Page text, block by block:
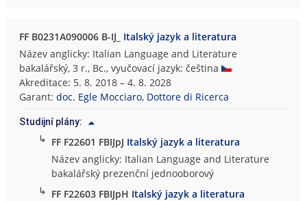
FF B0231A090006 B-IJ_ Italský jazyk a literatura
Název anglicky: Italian Language and Literature
bakalářský, 3 r., Bc., vyučovací jazyk: čeština
Akreditace: 5. 8. 2018 – 4. 8. 2028
Garant:doc. Egle Mocciaro, Dottore di Ricerca
Studijní plány:
↳ FF F22601 FBIJpJ Italský jazyk a literatura
Název anglicky: Italian Language and Literature
bakalářský prezenční jednooborový
↳ FF F22603 FBIJpH Italský jazyk a literatura